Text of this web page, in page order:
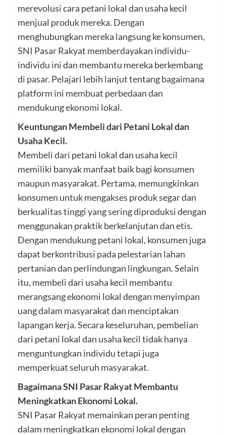
merevolusi cara petani lokal dan usaha kecil
menjual produk mereka. Dengan
menghubungkan mereka langsung ke konsumen,
SNI Pasar Rakyat memberdayakan individu-
individu ini dan membantu mereka berkembang
di pasar. Pelajari lebih lanjut tentang bagaimana
platform ini membuat perbedaan dan
mendukungekonomi lokal.
Keuntungan Membeli dari Petani Lokal dan
Usaha Kecil.
Membeli dari petani lokal dan usaha kecil
memiliki banyak manfaat baik bagi konsumen
maupun masyarakat. Pertama, memungkinkan
konsumen untuk mengakses produk segar dan
berkualitas tinggi yang sering diproduksi dengan
menggunakan praktik berkelanjutan dan etis.
Dengan mendukung petani lokal, konsumen juga
dapat berkontribusi pada pelestarian lahan
pertanian dan perlindungan lingkungan. Selain
itu, membeli dari usaha kecil membantu
merangsang ekonomi lokal dengan menyimpan
uang dalam masyarakat dan menciptakan
lapangan kerja. Secara keseluruhan, pembelian
dari petani lokal dan usaha kecil tidak hanya
menguntungkan individu tetapi juga
memperkuat seluruh masyarakat.
Bagaimana SNI Pasar Rakyat Membantu
Meningkatkan Ekonomi Lokal.
SNI Pasar Rakyat memainkan peran penting
dalam meningkatkan ekonomi lokal dengan